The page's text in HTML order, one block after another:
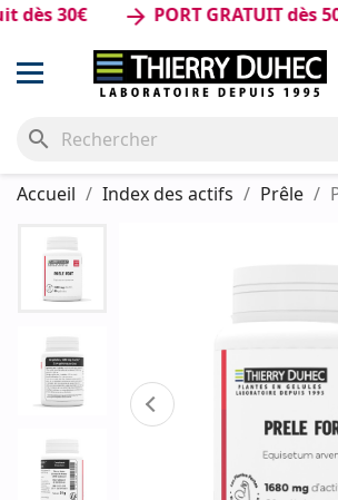
30€ arrow_forward PORT GRATUIT dès 50€
search
Accueil Index des actifs Prêle